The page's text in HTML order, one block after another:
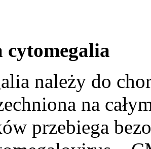
cytomegalia
należy do
na
przebiega